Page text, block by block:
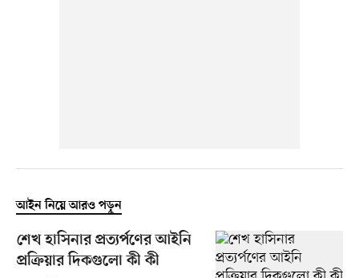
আইন নিয়ে আরও পড়ুন
শেখ হাসিনার প্রত্যর্পণের আইনি
প্রক্রিয়ার দিকগুলো কী কী